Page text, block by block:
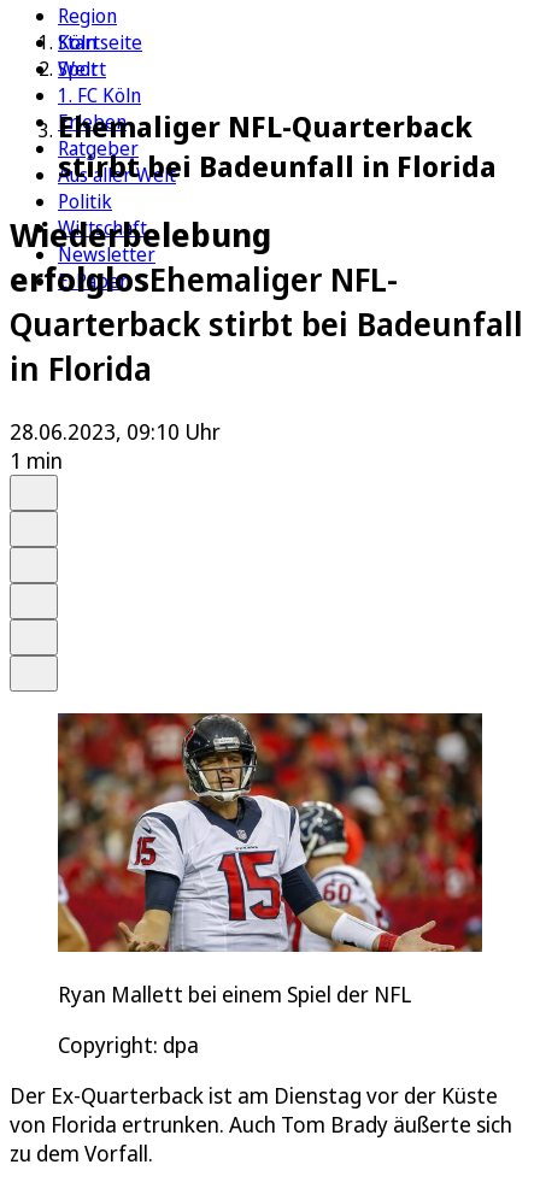
Region
Köln
Sport
1. FC Köln
Erleben
Ratgeber
Aus aller Welt
Politik
Wirtschaft
Newsletter
E-Paper
Startseite
Welt
Ehemaliger NFL-Quarterback
stirbt bei Badeunfall in Florida
Wiederbelebung
erfolglosEhemaliger NFL-
Quarterback stirbt bei Badeunfall
in Florida
28.06.2023, 09:10 Uhr
1 min
Ryan Mallett bei einem Spiel der NFL
Copyright: dpa
Der Ex-Quarterback ist am Dienstag vor der Küste
von Florida ertrunken. Auch Tom Brady äußerte sich
zu dem Vorfall.